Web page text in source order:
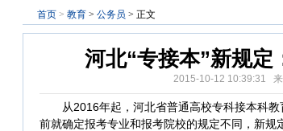
《魔法科高校的劣等生》Drama DVD化决定
电信运营商“血战”校园
首页 > 教育 > 公务员 > 正文
河北“专接本”新规
2015-10-12 10:39:31
从2016年起，河北省普通高校专科接本科教
前就确定报考专业和报考院校的规定不同，新规